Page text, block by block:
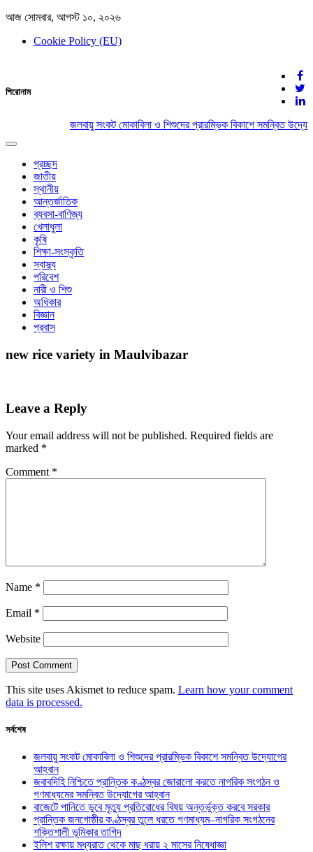
আজ সোমবার, আগস্ট ১০, ২০২৬
Cookie Policy (EU)
দেশের খবর
যুক্ত থাকুন দেশের সঙ্গে
শিরোনাম
জলবায়ু সংকট মোকাবিলা ও শিশুদের প্রারম্ভিক বিকাশে সমন্বিত
Toggle
navigation
প্রচ্ছদ
জাতীয়
স্থানীয়
আন্তর্জাতিক
ব্যবসা-বাণিজ্য
খেলাধুলা
কৃষি
শিক্ষা-সংস্কৃতি
স্বাস্থ্য
পরিবেশ
নারী ও শিশু
অধিকার
বিজ্ঞান
প্রবাস
new rice variety in Maulvibazar
Leave a Reply
Your email address will not be published. Required fields are
marked *
Comment *
Name *
Email *
Website
This site uses Akismet to reduce spam. Learn how your comment
data is processed.
সর্বশেষ
জলবায়ু সংকট মোকাবিলা ও শিশুদের প্রারম্ভিক বিকাশে সমন্বিত উদ্যোগের
আহ্বান
জবাবদিহি নিশ্চিতে প্রান্তিক কণ্ঠস্বর জোরালো করতে নাগরিক সংগঠন ও
গণমাধ্যমের সমন্বিত উদ্যোগের আহ্বান
বাজেটে পানিতে ডুবে মৃত্যু প্রতিরোধের বিষয় অন্তর্ভুক্ত করবে সরকার
প্রান্তিক জনগোষ্ঠীর কণ্ঠস্বর তুলে ধরতে গণমাধ্যম–নাগরিক সংগঠনের
শক্তিশালী ভূমিকার তাগিদ
ইলিশ রক্ষায় মধ্যরাত থেকে মাছ ধরায় ২ মাসের নিষেধাজ্ঞা